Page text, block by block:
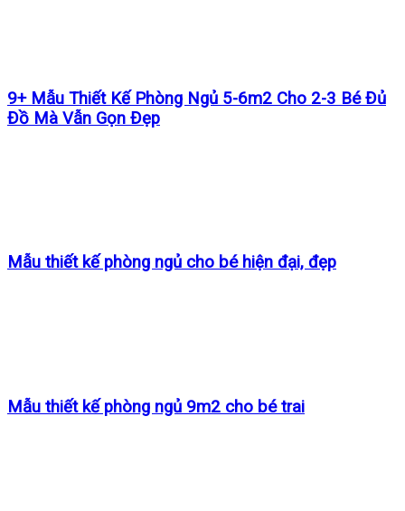
9+ Mẫu Thiết Kế Phòng Ngủ 5-6m2 Cho 2-3 Bé Đủ
Đồ Mà Vẫn Gọn Đẹp
Mẫu thiết kế phòng ngủ cho bé hiện đại, đẹp
Mẫu thiết kế phòng ngủ 9m2 cho bé trai